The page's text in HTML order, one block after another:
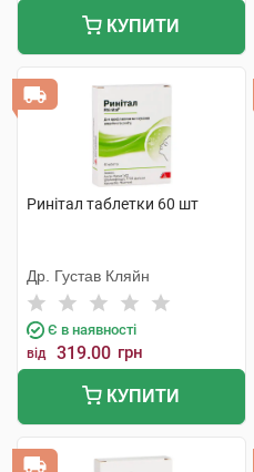
КУПИТИ
Ринітал таблетки 60 шт
Др. Густав Кляйн
Є в наявності
від 319.00 грн
КУПИТИ